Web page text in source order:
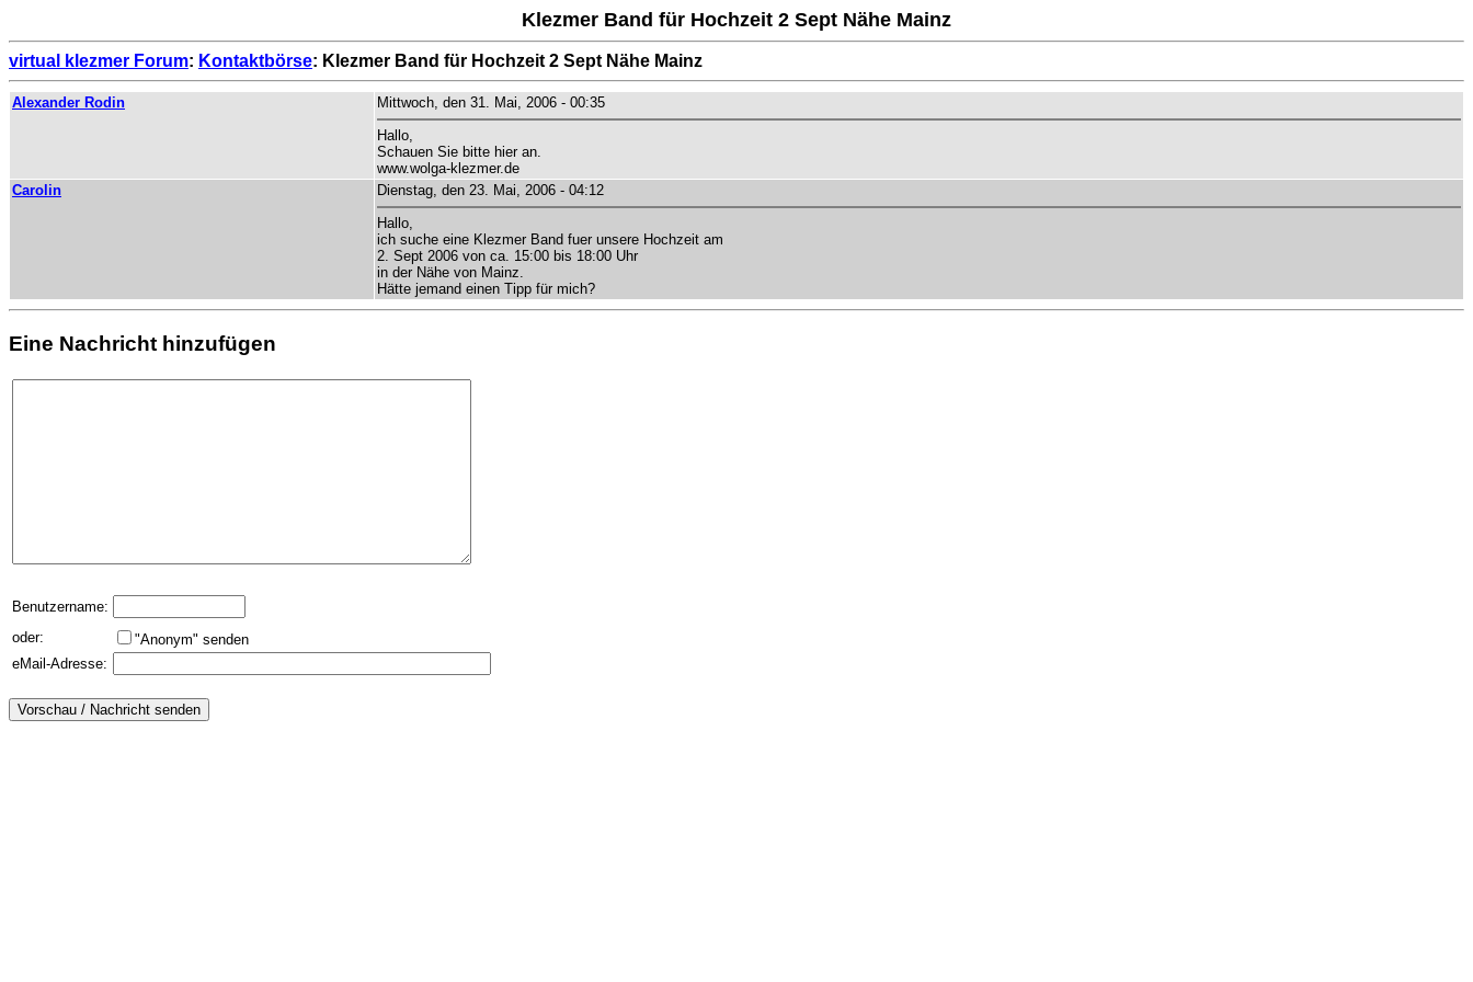
Klezmer Band für Hochzeit 2 Sept Nähe Mainz
virtual klezmer Forum: Kontaktbörse: Klezmer Band für Hochzeit 2 Sept Nähe Mainz
Alexander Rodin
Mittwoch, den 31. Mai, 2006 - 00:35
Hallo,
Schauen Sie bitte hier an.
www.wolga-klezmer.de
Carolin
Dienstag, den 23. Mai, 2006 - 04:12
Hallo,
ich suche eine Klezmer Band fuer unsere Hochzeit am
2. Sept 2006 von ca. 15:00 bis 18:00 Uhr
in der Nähe von Mainz.
Hätte jemand einen Tipp für mich?
Eine Nachricht hinzufügen
Benutzername:
oder:
"Anonym" senden
eMail-Adresse: